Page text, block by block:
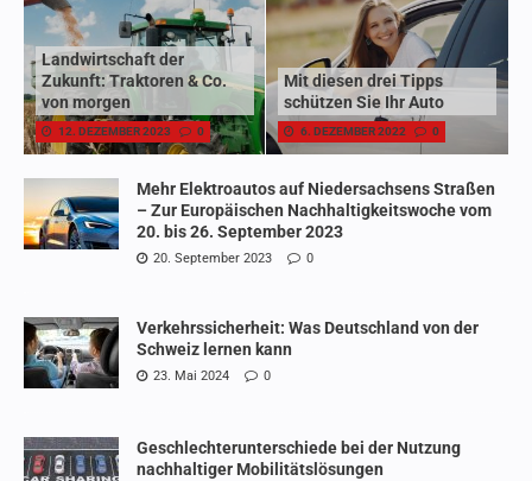
Landwirtschaft der
Zukunft: Traktoren & Co.
von morgen
12. DEZEMBER 2023 0
Mit diesen drei Tipps
schützen Sie Ihr Auto
6. DEZEMBER 2022 0
Mehr Elektroautos auf Niedersachsens Straßen
– Zur Europäischen Nachhaltigkeitswoche vom
20. bis 26. September 2023
20. September 2023 0
Verkehrssicherheit: Was Deutschland von der
Schweiz lernen kann
23. Mai 2024 0
Geschlechterunterschiede bei der Nutzung
nachhaltiger Mobilitätslösungen